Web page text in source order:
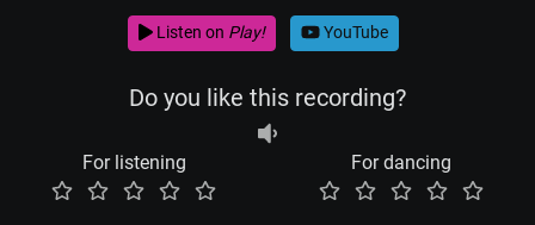
Listen on Play! YouTube
Do you like this recording?
For listening For dancing